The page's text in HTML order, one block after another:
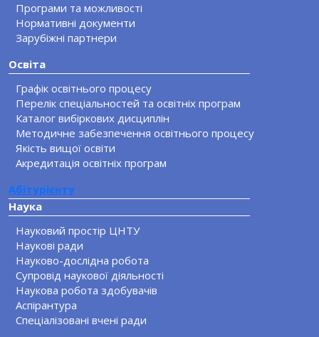
Програми та можливості
Нормативні документи
Зарубіжні партнери
Освіта
Графік освітнього процесу
Перелік спеціальностей та освітніх програм
Каталог вибіркових дисциплін
Методичне забезпечення освітнього процесу
Якість вищої освіти
Акредитація освітніх програм
Абітурієнту
Наука
Науковий простір ЦНТУ
Наукові ради
Науково-дослідна робота
Супровід наукової діяльності
Наукова робота здобувачів
Аспірантура
Спеціалізовані вчені ради